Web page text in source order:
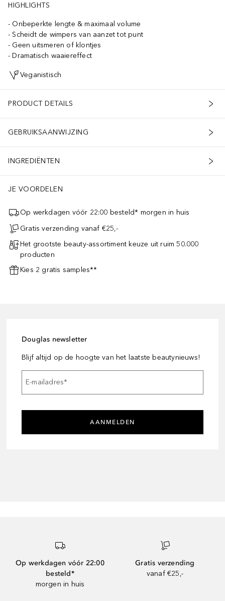
HIGHLIGHTS
Onbeperkte lengte & maximaal volume
Scheidt de wimpers van aanzet tot punt
Geen uitsmeren of klontjes
Dramatisch waaiereffect
Veganistisch
PRODUCT DETAILS
GEBRUIKSAANWIJZING
INGREDIËNTEN
JE VOORDELEN
Op werkdagen vóór 22:00 besteld* morgen in huis
Gratis verzending vanaf €25,-
Het grootste beauty-assortiment keuze uit ruim 50.000
producten
Kies 2 gratis samples**
Douglas newsletter
Blijf altijd op de hoogte van het laatste beautynieuws!
E-mailadres*
AANMELDEN
Op werkdagen vóór 22:00
besteld*
morgen in huis
Gratis verzending
vanaf €25,-